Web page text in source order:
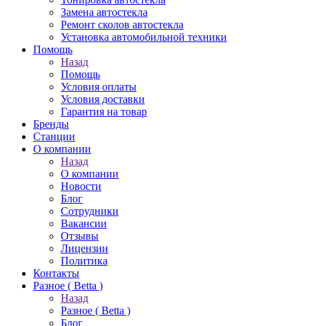
Замена автостекла
Ремонт сколов автостекла
Установка автомобильной техники
Помощь
Назад
Помощь
Условия оплаты
Условия доставки
Гарантия на товар
Бренды
Станции
О компании
Назад
О компании
Новости
Блог
Сотрудники
Вакансии
Отзывы
Лицензии
Политика
Контакты
Разное ( Betta )
Назад
Разное ( Betta )
Блог